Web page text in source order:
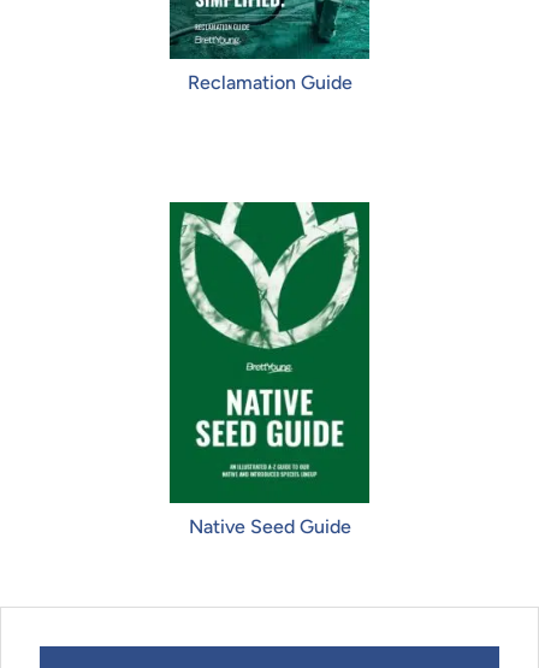
Reclamation Guide
Native Seed Guide